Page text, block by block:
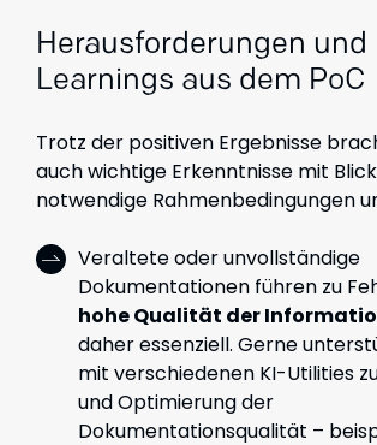
Herausforderungen und
Learnings aus dem PoC
Trotz der positiven Ergebnisse
auch wichtige Erkenntnisse mit
notwendige Rahmenbedingungen
Veraltete oder unvollständige
Dokumentationen führen zu
hohe Qualität der
daher essenziell. Gerne
mit verschiedenen KI-Utilities
und Optimierung der
Dokumentationsqualität –